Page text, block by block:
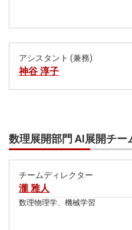
アシスタント (兼務)
神谷 淳子
数理展開部門 AI展開チー
チームディレクター
瀧 雅人
数理物理学、機械学習